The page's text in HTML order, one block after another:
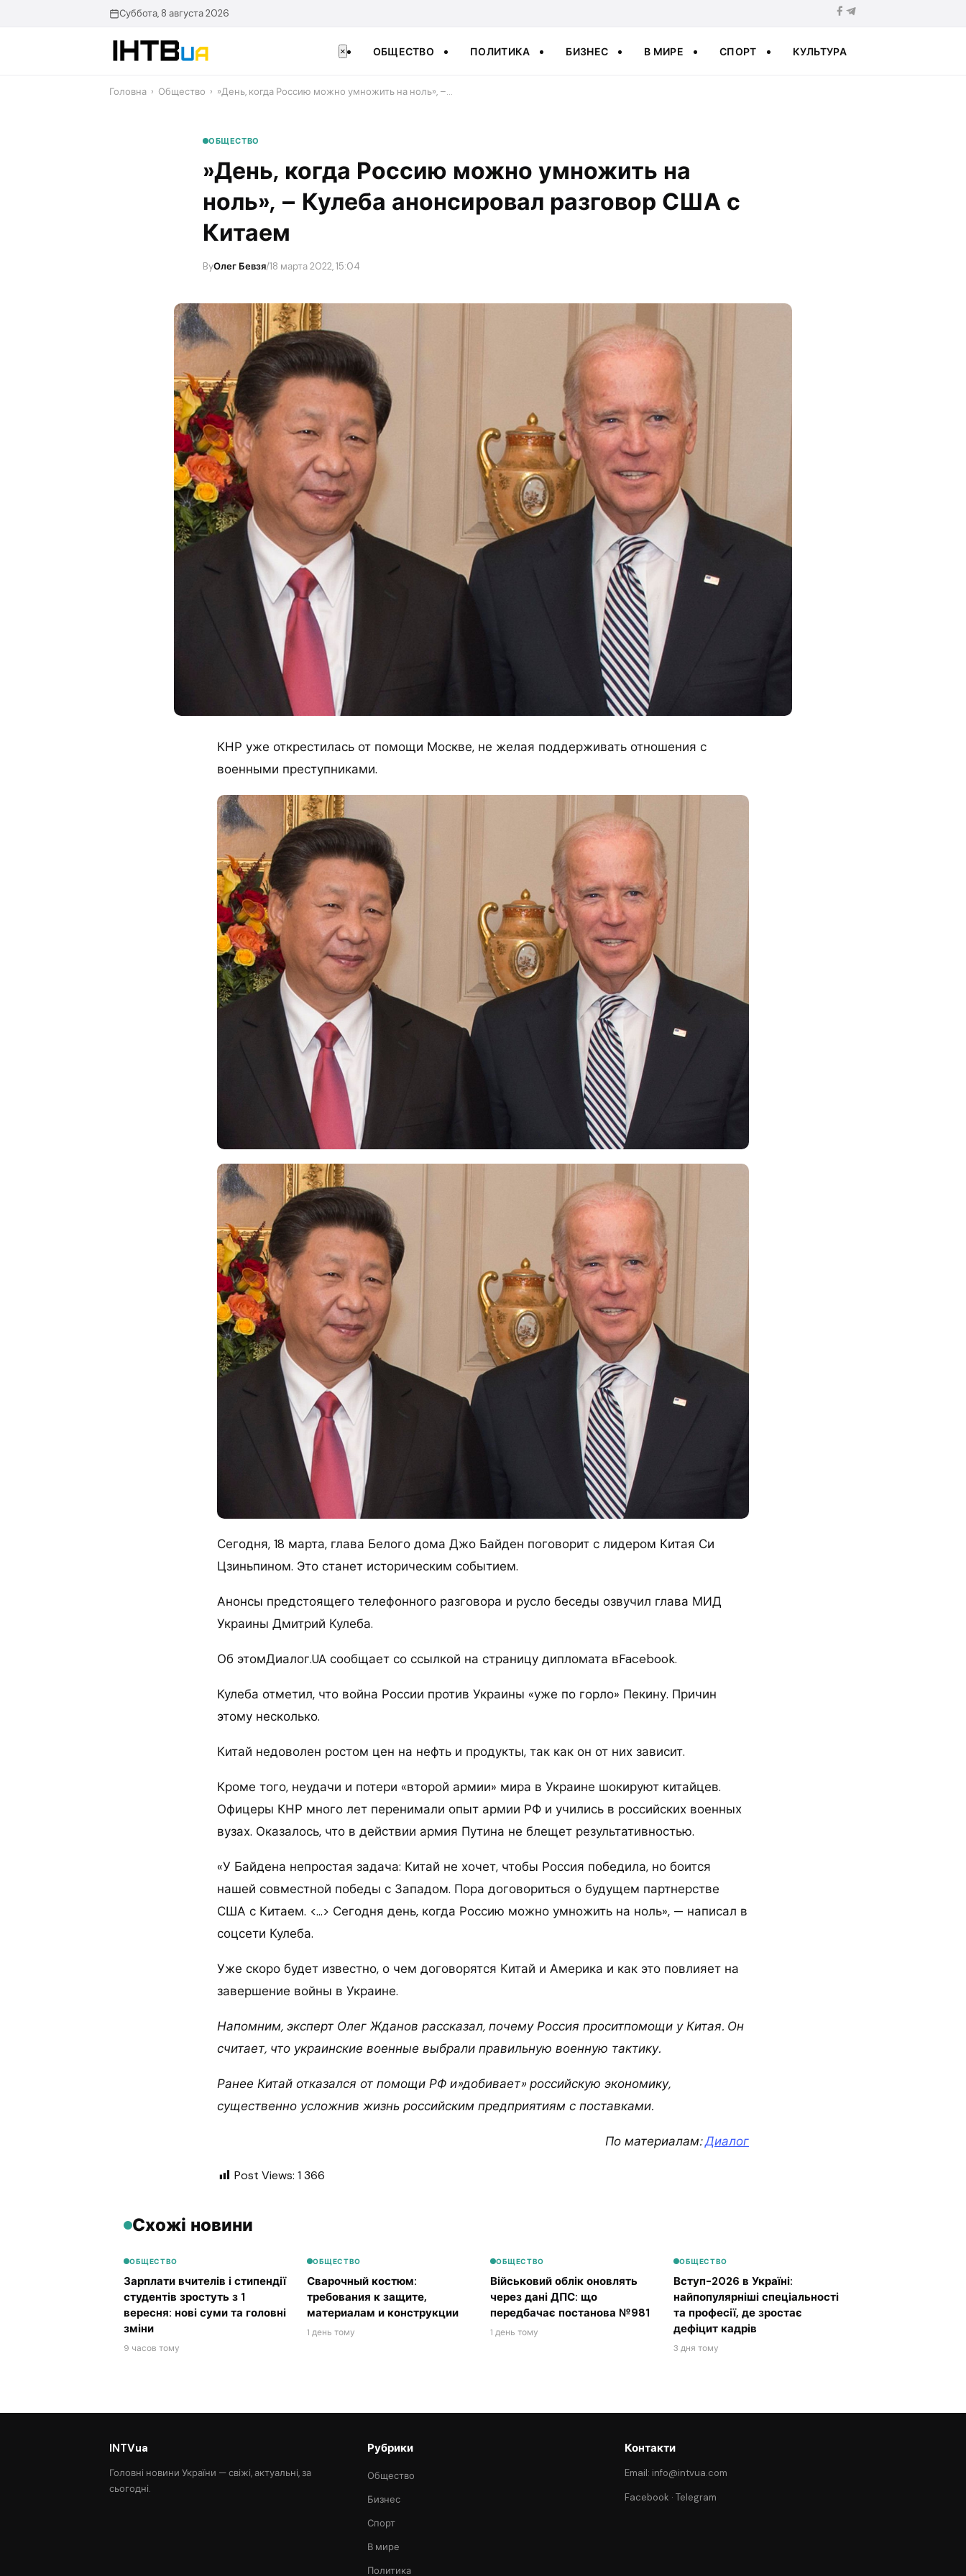
Суббота, 8 августа 2026
× ОБЩЕСТВО ПОЛИТИКА БИЗНЕС В МИРЕ СПОРТ КУЛЬТУРА
Головна › Общество › ​»День, когда Россию можно умножить на ноль», –…
ОБЩЕСТВО
​»День, когда Россию можно умножить на
ноль», – Кулеба анонсировал разговор США с
Китаем
ByОлег Бевзя/18 марта 2022, 15:04
КНР уже открестилась от помощи Москве, не желая поддерживать отношения с
военными преступниками.
Сегодня, 18 марта, глава Белого дома Джо Байден поговорит с лидером Китая Си
Цзиньпином. Это станет историческим событием.
Анонсы предстоящего телефонного разговора и русло беседы озвучил глава МИД
Украины Дмитрий Кулеба.
Об этомДиалог.UA сообщает со ссылкой на страницу дипломата вFacebook.
Кулеба отметил, что война России против Украины «уже по горло» Пекину. Причин
этому несколько.
Китай недоволен ростом цен на нефть и продукты, так как он от них зависит.
Кроме того, неудачи и потери «второй армии» мира в Украине шокируют китайцев.
Офицеры КНР много лет перенимали опыт армии РФ и учились в российских военных
вузах. Оказалось, что в действии армия Путина не блещет результативностью.
«У Байдена непростая задача: Китай не хочет, чтобы Россия победила, но боится
нашей совместной победы с Западом. Пора договориться о будущем партнерстве
США с Китаем. <…> Сегодня день, когда Россию можно умножить на ноль», — написал в
соцсети Кулеба.
Уже скоро будет известно, о чем договорятся Китай и Америка и как это повлияет на
завершение войны в Украине.
Напомним, эксперт Олег Жданов рассказал, почему Россия проситпомощи у Китая. Он
считает, что украинские военные выбрали правильную военную тактику.
Ранее Китай отказался от помощи РФ и»добивает» российскую экономику,
существенно усложнив жизнь российским предприятиям с поставками.
По материалам:Диалог
Post Views: 1 366
Схожі новини
ОБЩЕСТВО
Зарплати вчителів і стипендії
студентів зростуть з 1
вересня: нові суми та головні
зміни
9 часов тому
ОБЩЕСТВО
Сварочный костюм:
требования к защите,
материалам и конструкции
1 день тому
ОБЩЕСТВО
Військовий облік оновлять
через дані ДПС: що
передбачає постанова №981
1 день тому
ОБЩЕСТВО
Вступ-2026 в Україні:
найпопулярніші спеціальності
та професії, де зростає
дефіцит кадрів
3 дня тому
INTVua
Головні новини України — свіжі, актуальні, за
сьогодні.
Рубрики
Общество
Бизнес
Спорт
В мире
Политика
Контакти
Email: info@intvua.com
Facebook ·Telegram